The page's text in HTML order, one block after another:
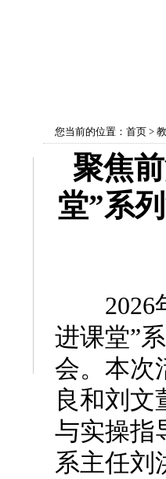
您当前的位置： 首页 >
聚焦
堂”系
2026年
进课堂”
会。本次
良和刘文
与实操指
系主任刘